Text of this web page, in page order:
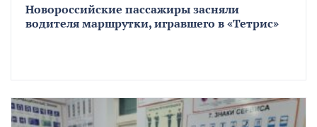
Новороссийские пассажиры засняли
водителя маршрутки, игравшего в «Тетрис»